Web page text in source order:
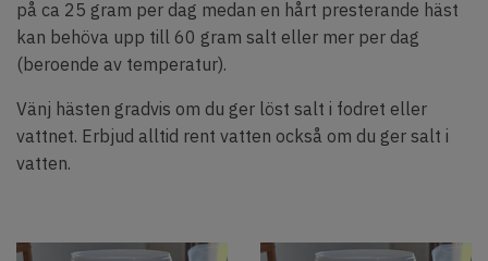
på ca 25 gram per dag medan en hårt presterande häst
kan behöva upp till 60 gram salt eller mer per dag
(beroende av temperatur).
Vänj hästen gradvis om du ger löst salt i fodret eller
vattnet. Erbjud alltid rent vatten också om du ger salt i
vatten.